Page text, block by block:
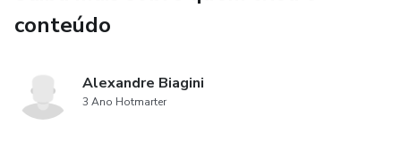
conteúdo
Alexandre Biagini
3 Ano Hotmarter